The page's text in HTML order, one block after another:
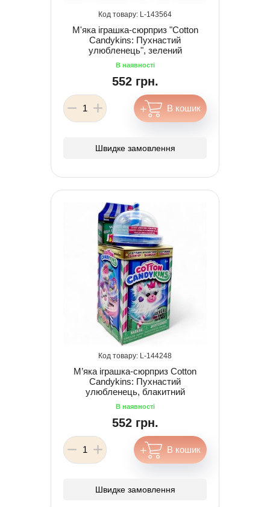
143564
М'яка іграшка-сюрприз "Cotton
Candykins: Пухнастий
улюбленець", зелений
552 грн.
Швидке замовлення
144248
М’яка іграшка-сюрприз Cotton
Candykins: Пухнастий
улюбленець, блакитний
552 грн.
Швидке замовлення